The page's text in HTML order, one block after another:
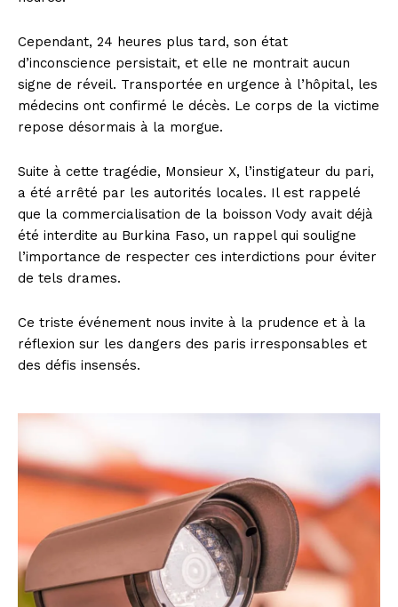
Cependant, 24 heures plus tard, son état
d’inconscience persistait, et elle ne montrait aucun
signe de réveil. Transportée en urgence à l’hôpital, les
médecins ont confirmé le décès. Le corps de la victime
repose désormais à la morgue.
Suite à cette tragédie, Monsieur X, l’instigateur du pari,
a été arrêté par les autorités locales. Il est rappelé
que la commercialisation de la boisson Vody avait déjà
été interdite au Burkina Faso, un rappel qui souligne
l’importance de respecter ces interdictions pour éviter
de tels drames.
Ce triste événement nous invite à la prudence et à la
réflexion sur les dangers des paris irresponsables et
des défis insensés.